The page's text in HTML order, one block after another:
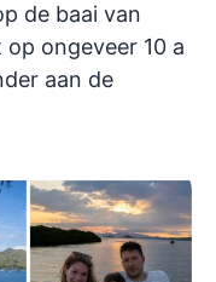
de baai van
ongeveer 10 a
aan de